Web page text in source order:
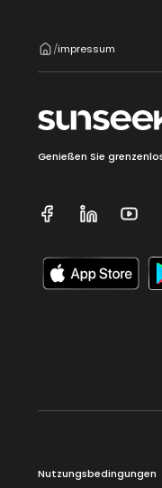
/impressum
Genießen Sie
Nutzungsbedingungen